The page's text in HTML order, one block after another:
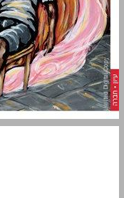
דורות של תקווה: מסורת והעברה בין־דורית עם העלייה מאתיופיה ... 0